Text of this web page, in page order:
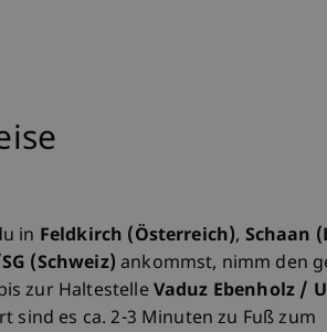
in Feldkirch (Österreich), Schaan
(Schweiz) ankommst, nimm den
zur HaltestelleVaduz Ebenholz /
sind es ca. 2-3 Minuten zu Fuß zum